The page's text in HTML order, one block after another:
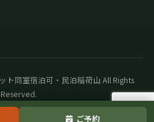
ト同室宿泊可・民泊稲荷山 All Rights
Reserved.
ご予約